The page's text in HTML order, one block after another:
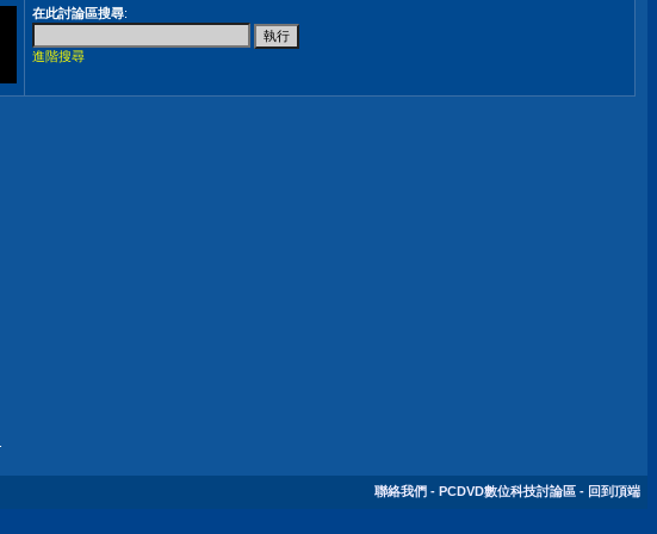
在此討論區搜尋:
進階搜尋
聯絡我們 - PCDVD數位科技討論區 - 回到頂端